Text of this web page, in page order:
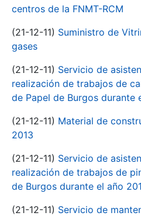
centros de la FNMT-RCM
(21-12-11) Suministro de
gases
(21-12-11) Servicio de
realización de trabajos de
de Papel de Burgos durante
(21-12-11) Material de
2013
(21-12-11) Servicio de
realización de trabajos de
de Burgos durante el año
(21-12-11) Servicio de